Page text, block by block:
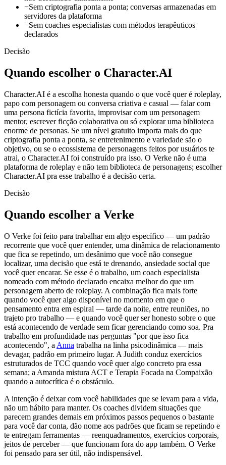
−Sem criptografia ponta a ponta; conversas armazenadas em
servidores da plataforma
−Sem coaches especialistas com métodos terapêuticos
declarados
Decisão
Quando escolher o Character.AI
Character.AI é a escolha honesta quando o que você quer é roleplay,
papo com personagem ou conversa criativa e casual — falar com
uma persona fictícia favorita, improvisar com um personagem
mentor, escrever ficção colaborativa ou só explorar uma biblioteca
enorme de personas. Se um nível gratuito importa mais do que
criptografia ponta a ponta, se entretenimento e variedade são o
objetivo, ou se o ecossistema de personagens feitos por usuários te
atrai, o Character.AI foi construído pra isso. O Verke não é uma
plataforma de roleplay e não tem biblioteca de personagens; escolher
Character.AI pra esse trabalho é a decisão certa.
Decisão
Quando escolher a Verke
O Verke foi feito para trabalhar em algo específico — um padrão
recorrente que você quer entender, uma dinâmica de relacionamento
que fica se repetindo, um desânimo que você não consegue
localizar, uma decisão que está te drenando, ansiedade social que
você quer encarar. Se esse é o trabalho, um coach especialista
nomeado com método declarado encaixa melhor do que um
personagem aberto de roleplay. A combinação fica mais forte
quando você quer algo disponível no momento em que o
pensamento entra em espiral — tarde da noite, entre reuniões, no
trajeto pro trabalho — e quando você quer ser honesto sobre o que
está acontecendo de verdade sem ficar gerenciando como soa. Pra
trabalho em profundidade nas perguntas "por que isso fica
acontecendo", a Anna trabalha na linha psicodinâmica — mais
devagar, padrão em primeiro lugar. A Judith conduz exercícios
estruturados de TCC quando você quer algo concreto pra essa
semana; a Amanda mistura ACT e Terapia Focada na Compaixão
quando a autocrítica é o obstáculo.
A intenção é deixar com você habilidades que se levam para a vida,
não um hábito para manter. Os coaches dividem situações que
parecem grandes demais em próximos passos pequenos o bastante
para você dar conta, dão nome aos padrões que ficam se repetindo e
te entregam ferramentas — reenquadramentos, exercícios corporais,
jeitos de perceber — que funcionam fora do app também. O Verke
foi pensado para ser útil, não indispensável.